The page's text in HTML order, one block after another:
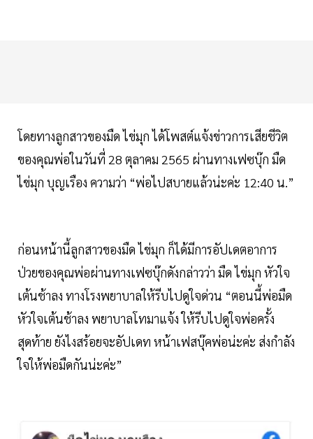
โดยทางลูกสาวของมืด ไข่มุก ได้โพสต์แจ้งข่าวการเสียชีวิต
ของคุณพ่อในวันที่ 28 ตุลาคม 2565 ผ่านทางเฟซบุ๊ก มืด
ไข่มุก บุญเรือง ความว่า “พ่อไปสบายแล้วน่ะค่ะ 12:40 น.”
ก่อนหน้านี้ลูกสาวของมืด ไข่มุก ก็ได้มีการอัปเดตอาการ
ป่วยของคุณพ่อผ่านทางเฟซบุ๊กดังกล่าวว่า มืด ไข่มุก หัวใจ
เต้นช้าลง ทางโรงพยาบาลให้รีบไปดูใจด่วน “ตอนนี้พ่อมืด
หัวใจเต้นช้าลง พยาบาลโทมาแจ้ง ให้รีบไปดูใจพ่อครั้ง
สุดท้าย ยังไงสร้อยจะอัปเดท หน้าเฟสบุ๊คพ่อน่ะค่ะ ส่งกำลัง
ใจให้พ่อมืดกันน่ะค่ะ”